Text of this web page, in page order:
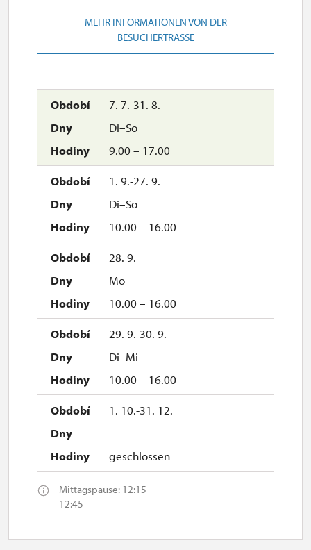
7. 7.-31. 8.
Di–So
9.00 – 17.00
1. 9.-27. 9.
Di–So
10.00 – 16.00
28. 9.
Mo
10.00 – 16.00
29. 9.-30. 9.
Di–Mi
10.00 – 16.00
1. 10.-31. 12.
geschlossen
Mittagspause: 12:15 -
12:45
MEHR INFORMATIONEN VON DER
BESUCHERTRASSE